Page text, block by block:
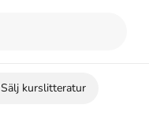
Sälj kurslitteratur